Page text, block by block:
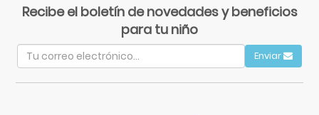
Recibe el boletín de novedades y beneficios
para tu niño
Enviar